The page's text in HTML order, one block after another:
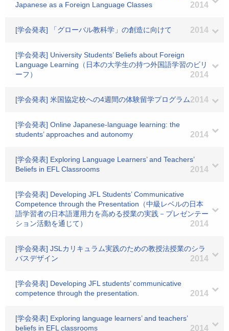
Japanese as a Foreign Language Classes
2014
[学会発表] 「グローバル教科学」の創造に向けて 2014
[学会発表] University Students’ Beliefs about Foreign
Language Learning（日本の大学生の持つ外国語学習のビリ
ーフ）
2014
[学会発表] 米国協定校への4週間の体験留学プログラム2014
[学会発表] Online Japanese-language learning: the
students’ approaches and autonomy
2014
[学会発表] Exploring Language Learners’ and Teachers’
Beliefs in EFL Classrooms
2014
[学会発表] Developing JFL Students’ Communicative
Competence through the Presentation（中級レベルの日本
語学習者の日本語運用力を高める授業の実践－プレゼンテー
ション活動を通じて）
2014
[学会発表] JSLカリキュラム実践のための教授法授業のシラ
バスデザイン
2014
[学会発表] Developing JFL students’ communicative
competence through the presentation.
2014
[学会発表] Exploring language learners’ and teachers’
beliefs in EFL classrooms
2014